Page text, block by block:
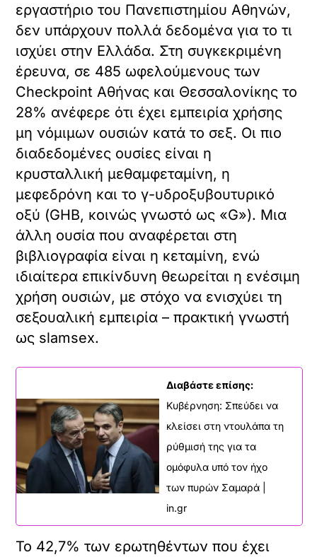
εργαστήριο του Πανεπιστημίου Αθηνών,
δεν υπάρχουν πολλά δεδομένα για το τι
ισχύει στην Ελλάδα. Στη συγκεκριμένη
έρευνα, σε 485 ωφελούμενους των
Checkpoint Αθήνας και Θεσσαλονίκης το
28% ανέφερε ότι έχει εμπειρία χρήσης
μη νόμιμων ουσιών κατά το σεξ. Οι πιο
διαδεδομένες ουσίες είναι η
κρυσταλλική μεθαμφεταμίνη, η
μεφεδρόνη και το γ-υδροξυβουτυρικό
οξύ (GHB, κοινώς γνωστό ως «G»). Μια
άλλη ουσία που αναφέρεται στη
βιβλιογραφία είναι η κεταμίνη, ενώ
ιδιαίτερα επικίνδυνη θεωρείται η ενέσιμη
χρήση ουσιών, με στόχο να ενισχύει τη
σεξουαλική εμπειρία – πρακτική γνωστή
ως slamsex.
Διαβάστε επίσης:
Κυβέρνηση: Σπεύδει να
κλείσει στη ντουλάπα τη
ρύθμισή της για τα
ομόφυλα υπό τον ήχο
των πυρών Σαμαρά |
in.gr
Το 42,7% των ερωτηθέντων που έχει